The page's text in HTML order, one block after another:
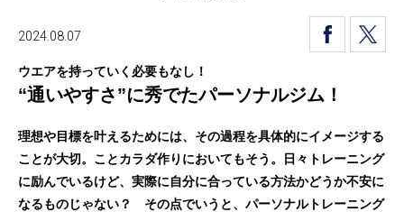
2024.08.07
ウエアを持っていく必要もなし！
“通いやすさ”に秀でたパーソナルジム！
理想や目標を叶えるためには、その過程を具体的にイメージする
ことが大切。ことカラダ作りにおいてもそう。日々トレーニング
に励んでいるけど、実際に自分に合っている方法かどうか不安に
なるものじゃない？ その点でいうと、パーソナルトレーニング